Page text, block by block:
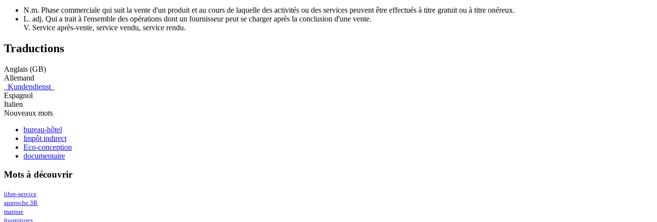
N.m. Phase commerciale qui suit la vente d'un produit et au cours de laquelle des activités ou des services peuvent être effectués à titre gratuit ou à titre onéreux.
L. adj. Qui a trait à l'ensemble des opérations dont un fournisseur peut se charger après la conclusion d'une vente.
V. Service après-vente, service vendu, service rendu.
Traductions
Anglais (GB)
Allemand
Kundendienst
Espagnol
Italien
Nouveaux mots
bureau-hôtel
Impôt indirect
Eco-conception
documentaire
Mots à découvrir
libre-service
approche 3R
marque
fournitures